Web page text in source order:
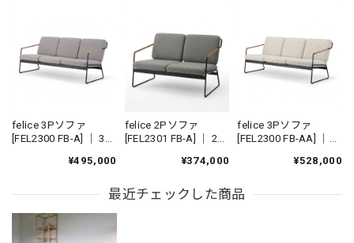
felice 3Pソファ
[FEL2300 FB-A] ｜ 3人
ングソファ アイアン
¥495,000
felice 2Pソファ
[FEL2301 FB-A] ｜ 2人
ングソファ アイアン
¥374,000
felice 3Pソファ
[FEL2300 FB-AA] ｜
ファ カバーリングソ
国産家具
¥528,000
最近チェックした商品